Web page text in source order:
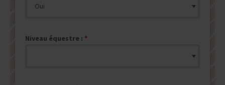
Niveau équestre :